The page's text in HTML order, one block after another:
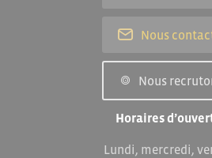
Nous
Nous
Horaires
Lundi, mercredi,